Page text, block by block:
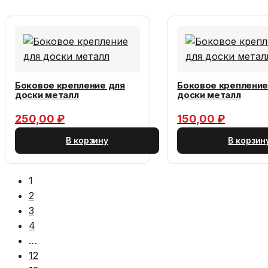
Боковое крепление для
доски металл
250,00 ₽
В корзину
Боковое
доски металл
150,00₽
В
1
2
3
4
…
12